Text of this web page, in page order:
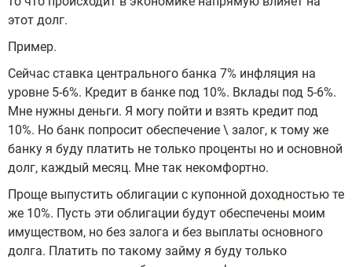
этот долг.
Пример.
Сейчас ставка центрального банка 7% инфляция на
уровне 5-6%. Кредит в банке под 10%. Вклады под 5-6%.
Мне нужны деньги. Я могу пойти и взять кредит под
10%. Но банк попросит обеспечение \ залог, к тому же
банку я буду платить не только проценты но и основной
долг, каждый месяц. Мне так некомфортно.
Проще выпустить облигации с купонной доходностью те
же 10%. Пусть эти облигации будут обеспечены моим
имуществом, но без залога и без выплаты основного
долга. Платить по такому займу я буду только